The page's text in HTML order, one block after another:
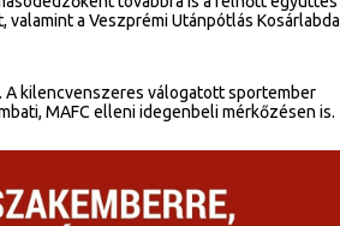
a Veszprémi Utánpótlás Kosárlabda
A kilencvenszeres válogatott sportember
MAFC elleni idegenbeli mérkőzésen is.